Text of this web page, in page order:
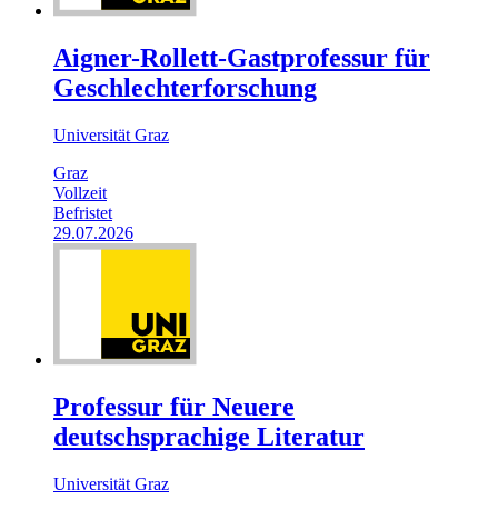
Aigner-Rollett-Gastprofessur für
Geschlechterforschung
Universität Graz
Graz
Vollzeit
Befristet
29.07.2026
Professur für Neuere
deutschsprachige Literatur
Universität Graz